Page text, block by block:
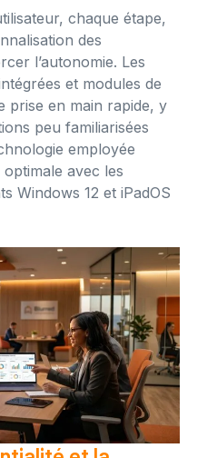
chaque étape,
des
l’autonomie. Les
et modules de
prise en main rapide, y
peu familiarisées
employée
avec les
Windows 12 et iPadOS